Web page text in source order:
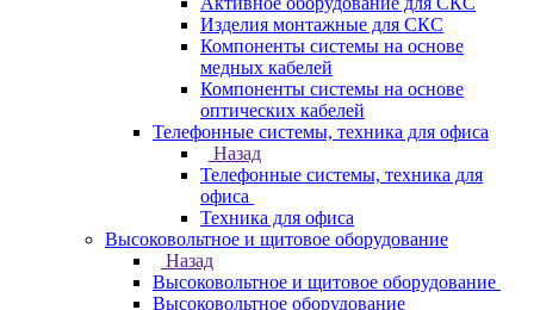
Изделия монтажные для СКС
Компоненты системы на основе
медных кабелей
Компоненты системы на основе
оптических кабелей
Телефонные системы, техника для офиса
Назад
Телефонные системы, техника для
офиса
Техника для офиса
Высоковольтное и щитовое оборудование
Назад
Высоковольтное и щитовое оборудование
Высоковольтное оборудование